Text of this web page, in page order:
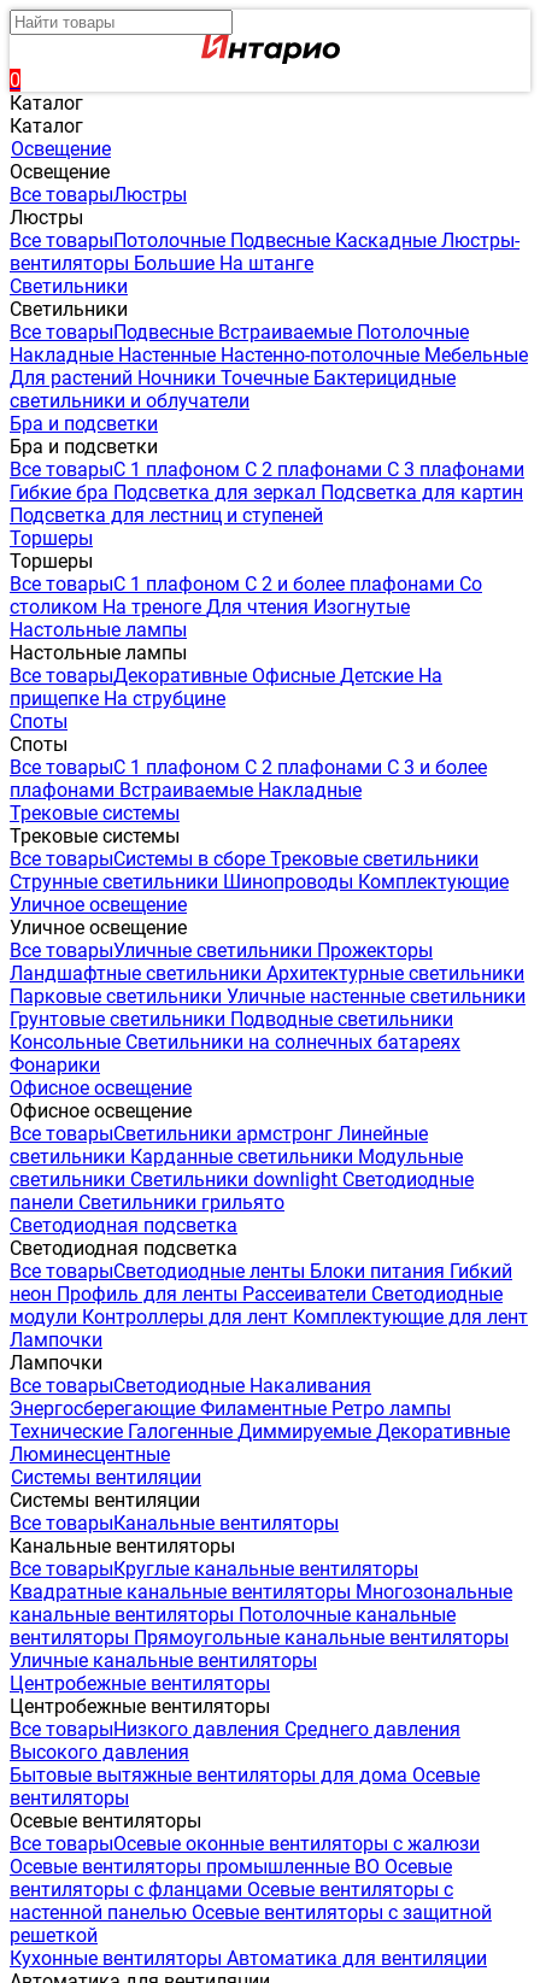
0
Каталог
Каталог
Освещение
Освещение
Все товарыЛюстры
Люстры
Все товарыПотолочные Подвесные Каскадные Люстры-
вентиляторы Большие На штанге
Светильники
Светильники
Все товарыПодвесные Встраиваемые Потолочные
Накладные Настенные Настенно-потолочные Мебельные
Для растений Ночники Точечные Бактерицидные
светильники и облучатели
Бра и подсветки
Бра и подсветки
Все товарыС 1 плафоном С 2 плафонами С 3 плафонами
Гибкие бра Подсветка для зеркал Подсветка для картин
Подсветка для лестниц и ступеней
Торшеры
Торшеры
Все товарыС 1 плафоном С 2 и более плафонами Со
столиком На треноге Для чтения Изогнутые
Настольные лампы
Настольные лампы
Все товарыДекоративные Офисные Детские На
прищепке На струбцине
Споты
Споты
Все товарыС 1 плафоном С 2 плафонами С 3 и более
плафонами Встраиваемые Накладные
Трековые системы
Трековые системы
Все товарыСистемы в сборе Трековые светильники
Струнные светильники Шинопроводы Комплектующие
Уличное освещение
Уличное освещение
Все товарыУличные светильники Прожекторы
Ландшафтные светильники Архитектурные светильники
Парковые светильники Уличные настенные светильники
Грунтовые светильники Подводные светильники
Консольные Светильники на солнечных батареях
Фонарики
Офисное освещение
Офисное освещение
Все товарыСветильники армстронг Линейные
светильники Карданные светильники Модульные
светильники Светильники downlight Светодиодные
панели Светильники грильято
Светодиодная подсветка
Светодиодная подсветка
Все товарыСветодиодные ленты Блоки питания Гибкий
неон Профиль для ленты Рассеиватели Светодиодные
модули Контроллеры для лент Комплектующие для лент
Лампочки
Лампочки
Все товарыСветодиодные Накаливания
Энергосберегающие Филаментные Ретро лампы
Технические Галогенные Диммируемые Декоративные
Люминесцентные
Системы вентиляции
Системы вентиляции
Все товарыКанальные вентиляторы
Канальные вентиляторы
Все товарыКруглые канальные вентиляторы
Квадратные канальные вентиляторы Многозональные
канальные вентиляторы Потолочные канальные
вентиляторы Прямоугольные канальные вентиляторы
Уличные канальные вентиляторы
Центробежные вентиляторы
Центробежные вентиляторы
Все товарыНизкого давления Среднего давления
Высокого давления
Бытовые вытяжные вентиляторы для дома Осевые
вентиляторы
Осевые вентиляторы
Все товарыОсевые оконные вентиляторы с жалюзи
Осевые вентиляторы промышленные ВО Осевые
вентиляторы с фланцами Осевые вентиляторы с
настенной панелью Осевые вентиляторы с защитной
решеткой
Кухонные вентиляторы Автоматика для вентиляции